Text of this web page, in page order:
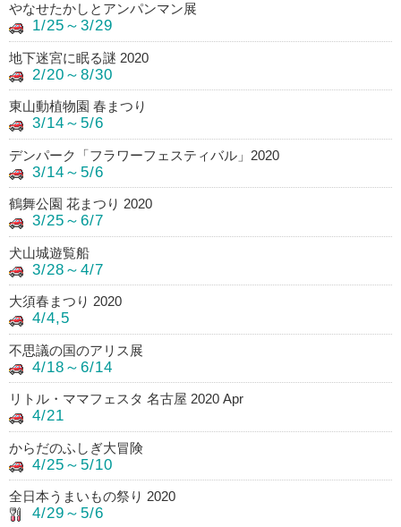
やなせたかしとアンパンマン展
1/25～3/29
地下迷宮に眠る謎 2020
2/20～8/30
東山動植物園 春まつり
3/14～5/6
デンパーク「フラワーフェスティバル」2020
3/14～5/6
鶴舞公園 花まつり 2020
3/25～6/7
犬山城遊覧船
3/28～4/7
大須春まつり 2020
4/4,5
不思議の国のアリス展
4/18～6/14
リトル・ママフェスタ 名古屋 2020 Apr
4/21
からだのふしぎ大冒険
4/25～5/10
全日本うまいもの祭り 2020
4/29～5/6